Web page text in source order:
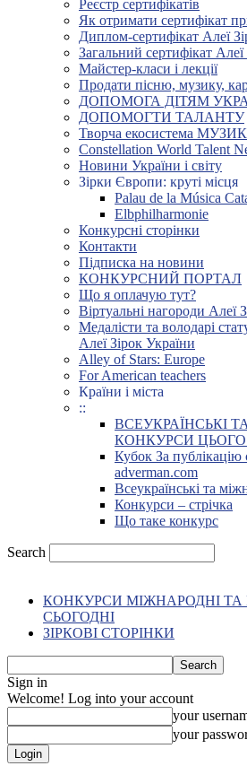
Реєстр сертифікатів
Як отримати сертифікат
Диплом-сертифікат Алеї
Загальний сертифікат Алеї
Майстер-класи і лекції
Продати пісню, музику,
ДОПОМОГА ДІТЯМ
ДОПОМОГТИ ТАЛАНТУ
Творча екосистема
Constellation World Talent
Новини України і світу
Зірки Європи: круті місця
Palau de la Música
Elbphilharmonie
Конкурсні сторінки
Контакти
Підписка на новини
КОНКУРСНИЙ ПОРТАЛ
Що я оплачую тут?
Віртуальні нагороди Алеї
Медалісти та володарі
Алеї Зірок України
Alley of Stars: Europe
For American teachers
Країни і міста
::
ВСЕУКРАЇНСЬКІ
КОНКУРСИ
Кубок За публікацію
adverman.com
Всеукраїнські та
Конкурси – стрічка
Що таке конкурс
Search
КОНКУРСИ МІЖНАРОДНІ ТА
СЬОГОДНІ
ЗІРКОВІ СТОРІНКИ
Sign in
Welcome! Log into your account
your
your